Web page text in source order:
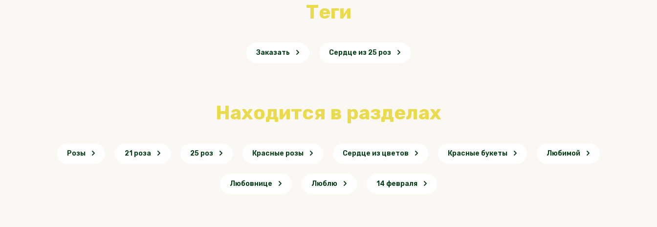
теги
Заказать Сердце из 25 роз
Находится в разделах
Розы 21 роза 25 роз Красные розы Сердце из цветов Красные букеты Любимой
Любовнице Люблю 14 февраля